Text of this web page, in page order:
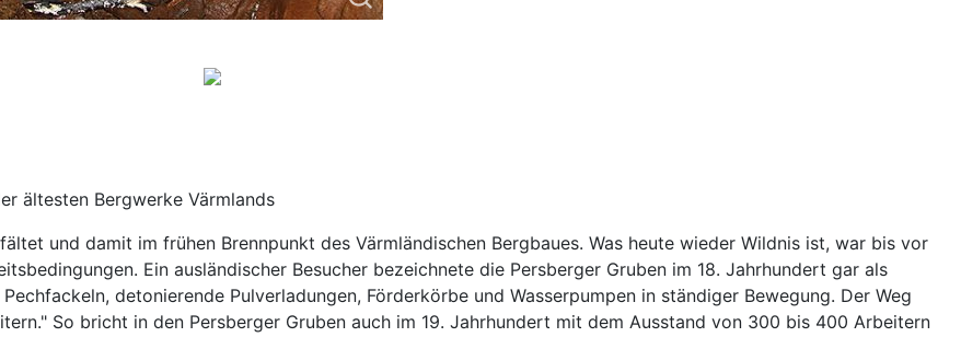
ältesten Bergwerke Värmlands
und damit im frühen Brennpunkt des Värmländischen Bergbaues. Was heute wieder Wildnis ist, war bis vor
Ein ausländischer Besucher bezeichnete die Persberger Gruben im 18. Jahrhundert gar als
detonierende Pulverladungen, Förderkörbe und Wasserpumpen in ständiger Bewegung. Der Weg
So bricht in den Persberger Gruben auch im 19. Jahrhundert mit dem Ausstand von 300 bis 400 Arbeitern